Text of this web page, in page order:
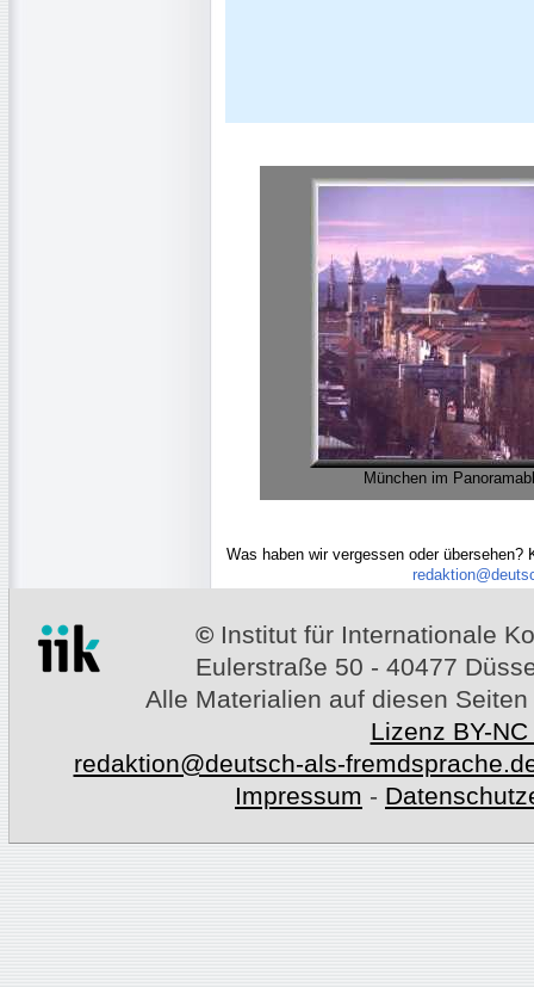
München im
Was haben wir vergessen oder übersehen?
© Institut für Internationale
Eulerstraße 50 - 40477
Alle Materialien auf diesen
Lizenz BY-
redaktion@deutsch-als-
Impressum -